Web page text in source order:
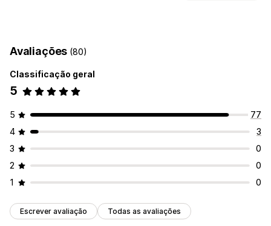
Recorrente Reinicializar a cada visita
Uma única vez
Com base em sessão
Sessão cronometrada
Tipo de contador
Promoções-relâmpago Promoção por tempo limitado
Evento especial Checkout
Página do produto
Personalização
Animações Tela adesiva
Avaliações (80)
Classificação geral
5
5
77
4
3
3
0
2
0
1
0
Escrever avaliação Todas as avaliações